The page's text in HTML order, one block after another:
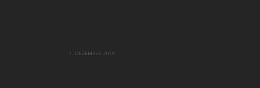
1. DEZEMBER 2019